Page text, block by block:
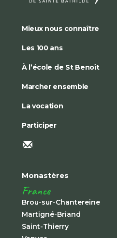
Mieux nous connaître
Les 100 ans
À l’école de St Benoît
Marcher ensemble
La vocation
Participer
Monastères
France
Brou-sur-Chantereine
Martigné-Briand
Saint-Thierry